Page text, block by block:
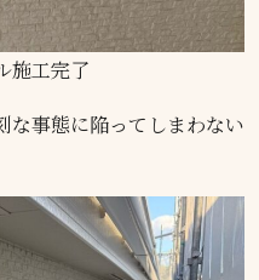
工完了
な事態に陥ってしまわない